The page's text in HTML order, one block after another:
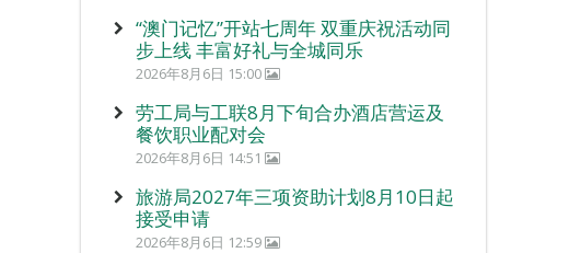
“澳门记忆”开站七周年 双重庆祝活动同
步上线 丰富好礼与全城同乐
2026年8月6日 15:00
劳工局与工联8月下旬合办酒店营运及
餐饮职业配对会
2026年8月6日 14:51
旅游局2027年三项资助计划8月10日起
接受申请
2026年8月6日 12:59